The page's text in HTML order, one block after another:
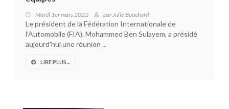
Mardi 1er mars 2022 parJulie Bouchard
Le président de la Fédération Internationale de
l’Automobile (FIA), Mohammed Ben Sulayem, a présidé
aujourd'hui une réunion ...
LIRE PLUS...